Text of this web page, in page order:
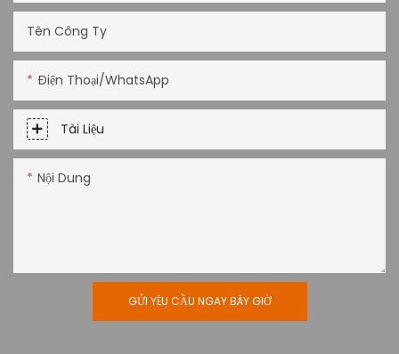
Tên Công Ty
Điện Thoại/WhatsApp
Tài Liệu
Nội Dung
GỬI YÊU CẦU NGAY BÂY GIỜ